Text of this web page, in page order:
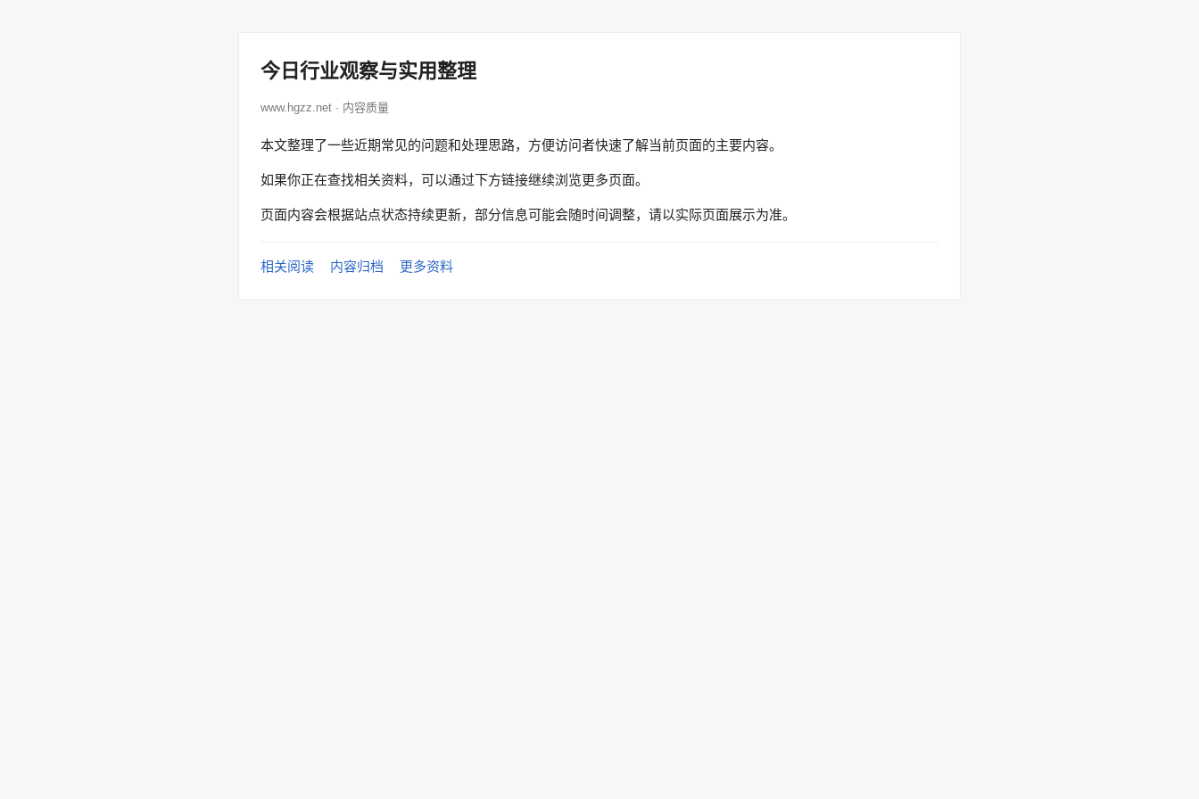
今日行业观察与实用整理
www.hgzz.net · 内容质量
本文整理了一些近期常见的问题和处理思路，方便访问者快速了解当前页面的主要内容。
如果你正在查找相关资料，可以通过下方链接继续浏览更多页面。
页面内容会根据站点状态持续更新，部分信息可能会随时间调整，请以实际页面展示为准。
相关阅读 内容归档 更多资料